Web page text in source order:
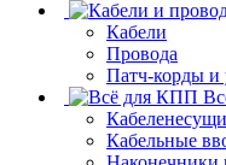
Кабели
Провода
Патч-корды и
Кабельные